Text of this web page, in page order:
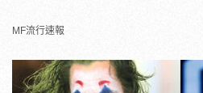
MF流行速報